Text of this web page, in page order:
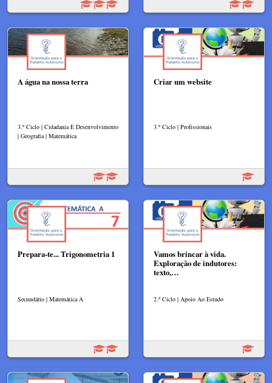
A água na nossa terra
3.º Ciclo | Cidadania E Desenvolvimento
| Geografia | Matemática
Criar um website
3.º Ciclo | Profissionais
Prepara-te... Trigonometria 1
Secundário | Matemática A
Vamos brincar à vida.
Exploração de indutores:
texto,…
2.º Ciclo | Apoio Ao Estudo